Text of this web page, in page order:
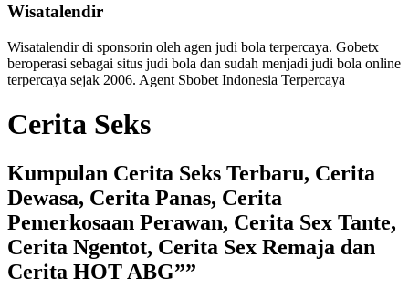
Wisatalendir
Wisatalendir di sponsorin oleh agen judi bola terpercaya. Gobetx
beroperasi sebagai situs judi bola dan sudah menjadi judi bola online
terpercaya sejak 2006. Agent Sbobet Indonesia Terpercaya
Cerita Seks
Kumpulan Cerita Seks Terbaru, Cerita
Dewasa, Cerita Panas, Cerita
Pemerkosaan Perawan, Cerita Sex Tante,
Cerita Ngentot, Cerita Sex Remaja dan
Cerita HOT ABG””